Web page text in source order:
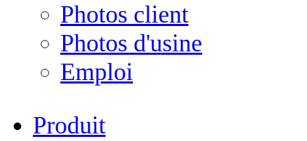
Photos client
Photos d'usine
Emploi
Produit